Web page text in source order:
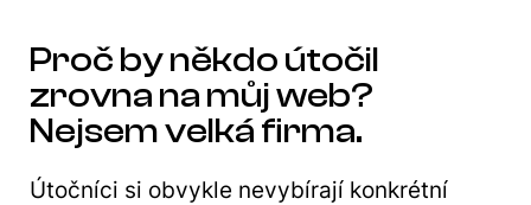
Proč by někdo útočil
zrovna na můj web?
Nejsem velká firma.
Útočníci si obvykle nevybírají konkrétní